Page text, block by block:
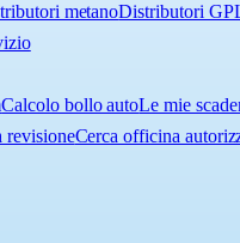
metanoDistributori
Calcolo bollo autoLe mie
revisioneCerca officina